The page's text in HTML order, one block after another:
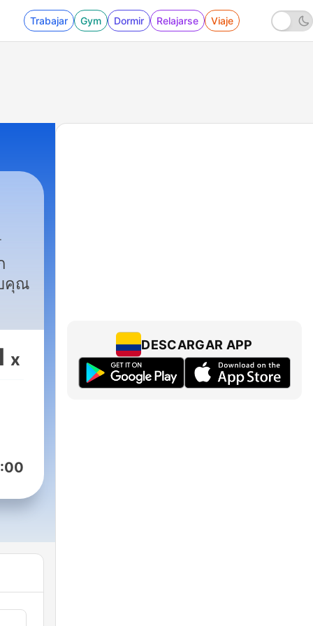
Trabajar Gym Dormir Relajarse Viaje
คุณ
x
DESCARGAR APP